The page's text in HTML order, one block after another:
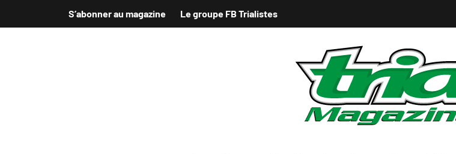
S’abonner au magazine Le groupe FB Trialistes